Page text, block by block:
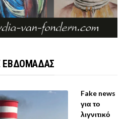
ΕΒΔΟΜΑΔΑΣ
Fake news
για το
λιγνιτικό